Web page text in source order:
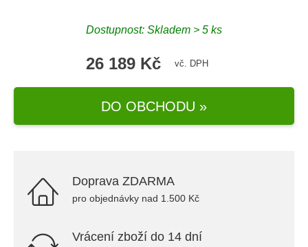
Dostupnost: Skladem > 5 ks
26 189 Kč vč. DPH
DO OBCHODU »
Doprava ZDARMA
pro objednávky nad 1.500 Kč
Vrácení zboží do 14 dní